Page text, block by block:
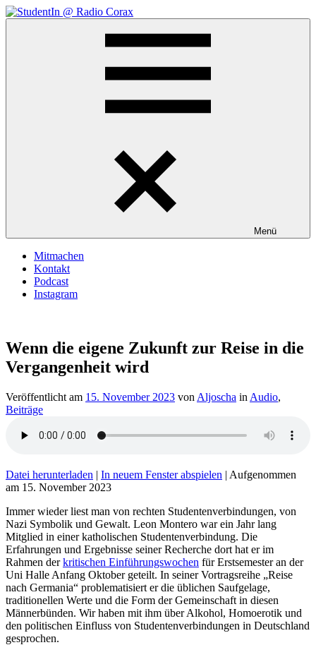
Zum
Inhalt
Menü
Mitmachen
Kontakt
Podcast
Instagram
Wenn die eigene Zukunft zur Reise in die
Vergangenheit wird
Veröffentlicht am 15. November 2023 von Aljoscha in Audio,
Beiträge
Datei herunterladen | In neuem Fenster abspielen | Aufgenommen
am 15. November 2023
Immer wieder liest man von rechten Studentenverbindungen, von
Nazi Symbolik und Gewalt. Leon Montero war ein Jahr lang
Mitglied in einer katholischen Studentenverbindung. Die
Erfahrungen und Ergebnisse seiner Recherche dort hat er im
Rahmen derkritischen Einführungswochen für Erstsemester an der
Uni Halle Anfang Oktober geteilt. In seiner Vortragsreihe „Reise
nach Germania“ problematisiert er die üblichen Saufgelage,
traditionellen Werte und die Form der Gemeinschaft in diesen
Männerbünden. Wir haben mit ihm über Alkohol, Homoerotik und
den politischen Einfluss von Studentenverbindungen in Deutschland
gesprochen.